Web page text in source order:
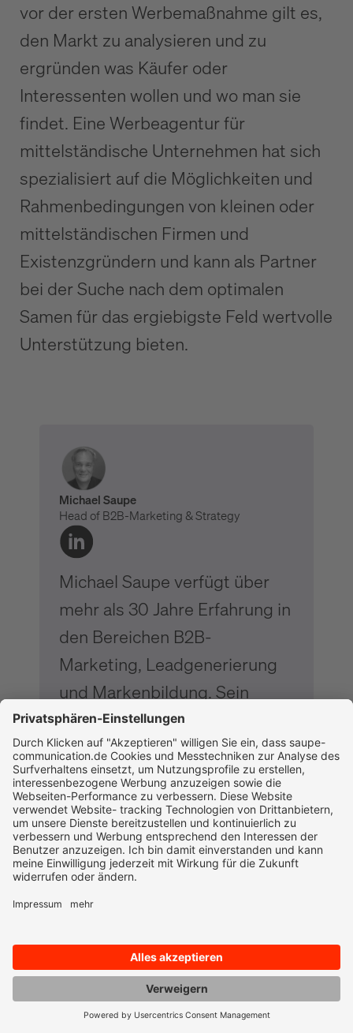
vor der ersten Werbemaßnahme gilt es,
den Markt zu analysieren und zu
ergründen was Käufer oder
Interessenten wollen und wo man sie
findet. Eine Werbeagentur für
mittelständische Unternehmen hat sich
spezialisiert auf die Möglichkeiten und
Rahmenbedingungen von kleinen oder
mittelständischen Firmen und
Existenzgründern und kann als Partner
bei der Suche nach dem optimalen
Samen für das ergiebigste Feld wertvolle
Unterstützung bieten.
Michael Saupe
Head of B2B-Marketing & Strategy
Michael Saupe verfügt über
mehr als 30 Jahre Erfahrung in
den Bereichen B2B-
Marketing, Leadgenerierung
und Markenbildung. Sein
Fokus liegt auf strategischer
B2B-Beratung mit einem
ausgeprägten Verständnis für
komplexe Produkte,
technische Märkte und
erklärungsbedürftige
Dienstleistungen.
Die Aufgaben von B2B-Markekting
B2B-Marketing umfasst Maßnahmen zur
Förderung und Pflege von